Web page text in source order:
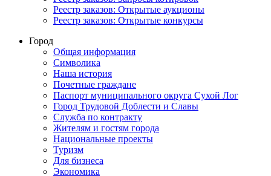
Реестр заказов: Открытые аукционы
Реестр заказов: Открытые конкурсы
Город
Общая информация
Символика
Наша история
Почетные граждане
Паспорт муниципального округа Сухой Лог
Город Трудовой Доблести и Славы
Служба по контракту
Жителям и гостям города
Национальные проекты
Туризм
Для бизнеса
Экономика